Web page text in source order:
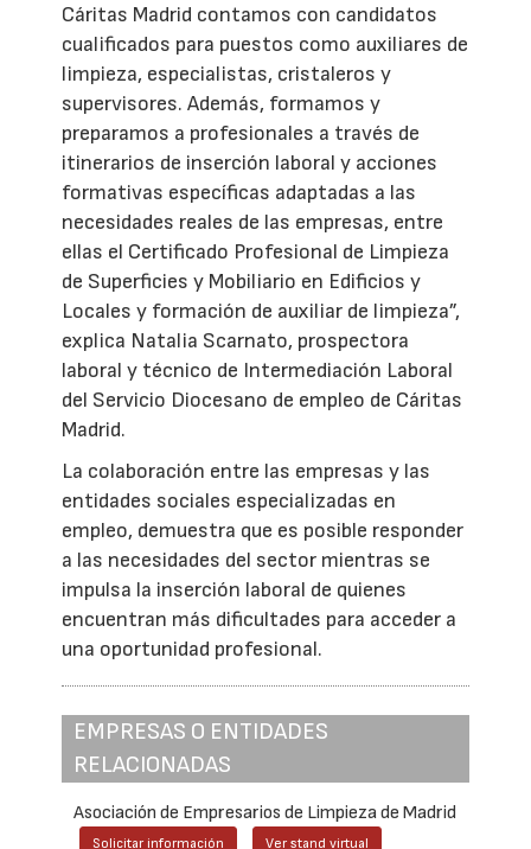
Cáritas Madrid contamos con candidatos
cualificados para puestos como auxiliares de
limpieza, especialistas, cristaleros y
supervisores. Además, formamos y
preparamos a profesionales a través de
itinerarios de inserción laboral y acciones
formativas específicas adaptadas a las
necesidades reales de las empresas, entre
ellas el Certificado Profesional de Limpieza
de Superficies y Mobiliario en Edificios y
Locales y formación de auxiliar de limpieza”,
explica Natalia Scarnato, prospectora
laboral y técnico de Intermediación Laboral
del Servicio Diocesano de empleo de Cáritas
Madrid.
La colaboración entre las empresas y las
entidades sociales especializadas en
empleo, demuestra que es posible responder
a las necesidades del sector mientras se
impulsa la inserción laboral de quienes
encuentran más dificultades para acceder a
una oportunidad profesional.
EMPRESAS O ENTIDADES
RELACIONADAS
Asociación de Empresarios de Limpieza de Madrid
Solicitar información Ver stand virtual